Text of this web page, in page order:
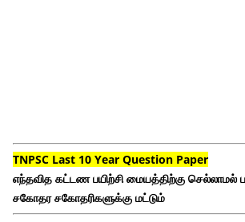
TNPSC Last 10 Year Question Paper
எந்தவித கட்டண பயிற்சி மையத்திற்கு செல்லாமல்
சகோதர சகோதரிகளுக்கு மட்டும்